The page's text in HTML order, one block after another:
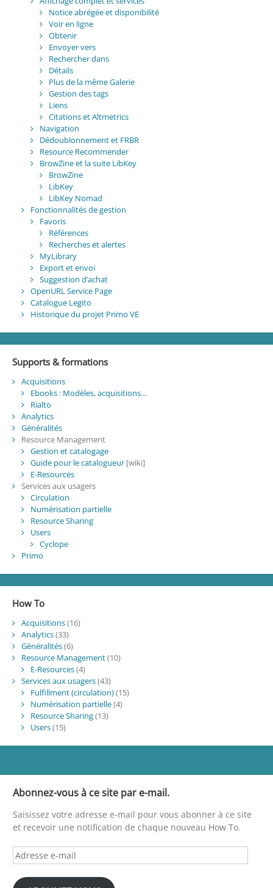
Notice abrégée et disponibilité
Voir en ligne
Obtenir
Envoyer vers
Rechercher dans
Détails
Plus de la même Galerie
Gestion des tags
Liens
Citations et Altmetrics
Navigation
Dédoublonnement et FRBR
Resource Recommender
BrowZine et la suite LibKey
BrowZine
LibKey
LibKey Nomad
Fonctionnalités de gestion
Favoris
Références
Recherches et alertes
MyLibrary
Export et envoi
Suggestion d’achat
OpenURL Service Page
Catalogue Legito
Historique du projet Primo VE
Supports & formations
Acquisitions
Ebooks : Modèles, acquisitions…
Rialto
Analytics
Généralités
Resource Management
Gestion et catalogage
Guide pour le catalogueur[wiki]
E-Resources
Services aux usagers
Circulation
Numérisation partielle
Resource Sharing
Users
Cyclope
Primo
How To
Acquisitions(16)
Analytics(33)
Généralités(6)
Resource Management(10)
E-Resources(4)
Services aux usagers(43)
Fulfillment (circulation)(15)
Numérisation partielle(4)
Resource Sharing(13)
Users(15)
Abonnez-vous à ce site par e-mail.
Saisissez votre adresse e-mail pour vous abonner à ce site
et recevoir une notification de chaque nouveau How To.
Adresse
e-
mail